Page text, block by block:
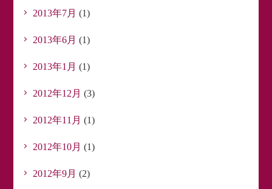
2013年7月 (1)
2013年6月 (1)
2013年1月 (1)
2012年12月 (3)
2012年11月 (1)
2012年10月 (1)
2012年9月 (2)